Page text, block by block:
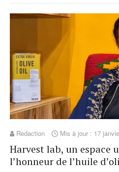
Redaction Mis à jour : 17
Harvest lab, un espace
l’honneur de l’huile